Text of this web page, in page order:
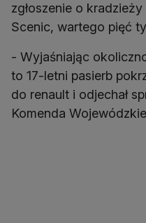
zgłoszenie o
Scenic, wartego pięć
- Wyjaśniając
to 17-letni pasierb
do renault i odjechał
Komenda